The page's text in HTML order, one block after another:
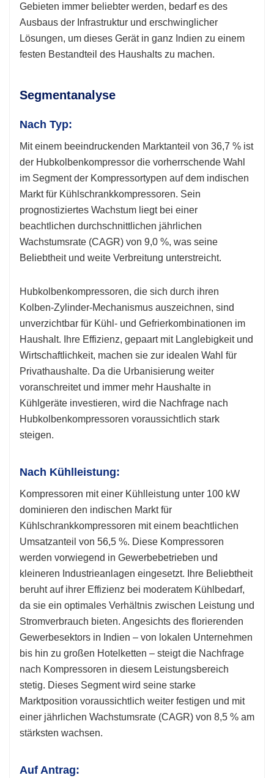
Gebieten immer beliebter werden, bedarf es des
Ausbaus der Infrastruktur und erschwinglicher
Lösungen, um dieses Gerät in ganz Indien zu einem
festen Bestandteil des Haushalts zu machen.
Segmentanalyse
Nach Typ:
Mit einem beeindruckenden Marktanteil von 36,7 % ist
der Hubkolbenkompressor die vorherrschende Wahl
im Segment der Kompressortypen auf dem indischen
Markt für Kühlschrankkompressoren. Sein
prognostiziertes Wachstum liegt bei einer
beachtlichen durchschnittlichen jährlichen
Wachstumsrate (CAGR) von 9,0 %, was seine
Beliebtheit und weite Verbreitung unterstreicht.
Hubkolbenkompressoren, die sich durch ihren
Kolben-Zylinder-Mechanismus auszeichnen, sind
unverzichtbar für Kühl- und Gefrierkombinationen im
Haushalt. Ihre Effizienz, gepaart mit Langlebigkeit und
Wirtschaftlichkeit, machen sie zur idealen Wahl für
Privathaushalte. Da die Urbanisierung weiter
voranschreitet und immer mehr Haushalte in
Kühlgeräte investieren, wird die Nachfrage nach
Hubkolbenkompressoren voraussichtlich stark
steigen.
Nach Kühlleistung:
Kompressoren mit einer Kühlleistung unter 100 kW
dominieren den indischen Markt für
Kühlschrankkompressoren mit einem beachtlichen
Umsatzanteil von 56,5 %. Diese Kompressoren
werden vorwiegend in Gewerbebetrieben und
kleineren Industrieanlagen eingesetzt. Ihre Beliebtheit
beruht auf ihrer Effizienz bei moderatem Kühlbedarf,
da sie ein optimales Verhältnis zwischen Leistung und
Stromverbrauch bieten. Angesichts des florierenden
Gewerbesektors in Indien – von lokalen Unternehmen
bis hin zu großen Hotelketten – steigt die Nachfrage
nach Kompressoren in diesem Leistungsbereich
stetig. Dieses Segment wird seine starke
Marktposition voraussichtlich weiter festigen und mit
einer jährlichen Wachstumsrate (CAGR) von 8,5 % am
stärksten wachsen.
Auf Antrag: